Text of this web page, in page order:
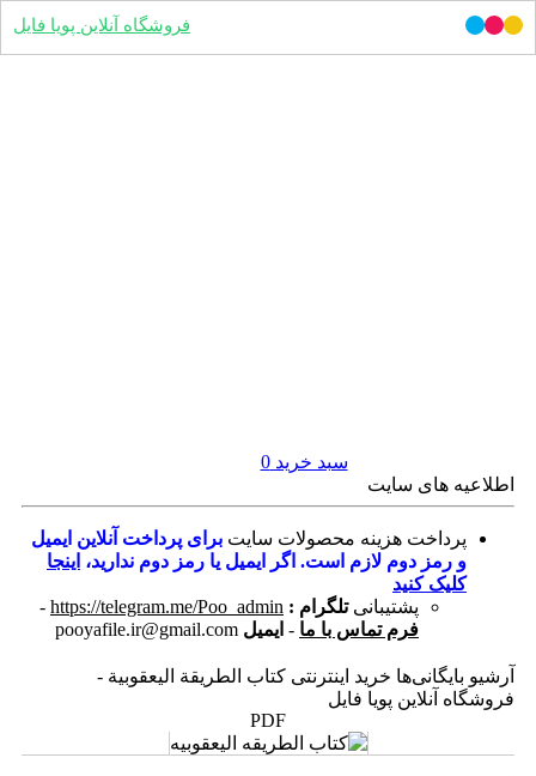
سبد خرید0
فروشگاه آنلاین پویا فایل
اطلاعیه های سایت
پرداخت هزینه محصولات سایت برای پرداخت آنلاین ایمیل
و رمز دوم لازم است. اگر ایمیل یا رمز دوم ندارید، اینجا
کلیک کنید
پشتیبانی تلگرام : https://telegram.me/Poo_admin
-
فرم تماس با ما - ایمیل pooyafile.ir@gmail.com
آرشیو بایگانی‌ها خرید اینترنتی کتاب الطریقة الیعقوبیة -
فروشگاه آنلاین پویا فایل
PDF